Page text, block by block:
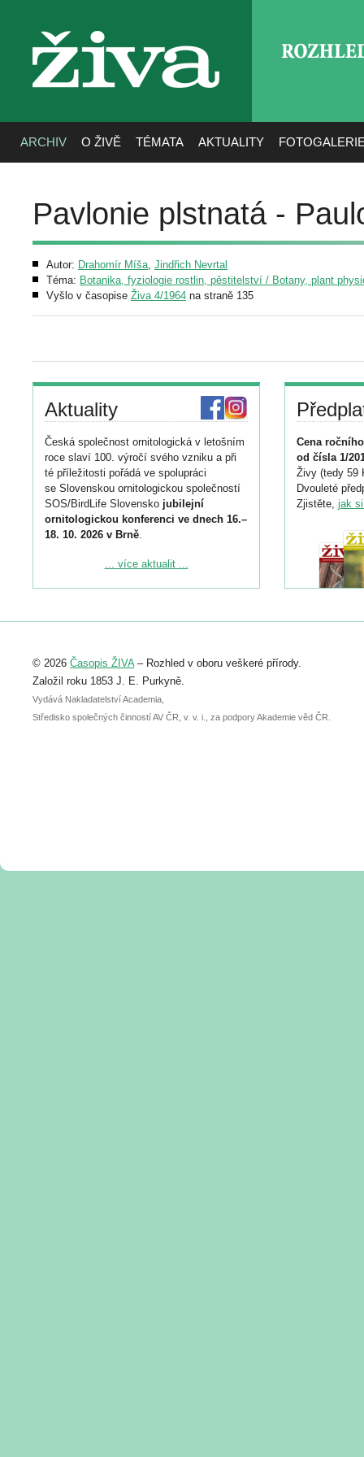
živa
ARCHIV O ŽIVĚ TÉMATA AKTUALITY
Pavlonie plstnatá -
Autor: Drahomír Míša, Jindřich Nevrtal
Téma: Botanika, fyziologie rostlin, pěstitelství / Botany, plant
Vyšlo v časopise Živa 4/1964 na straně 135
Aktuality
Česká společnost ornitologická v letošním
roce slaví 100. výročí svého vzniku a při
té příležitosti pořádá ve spolupráci
se Slovenskou ornitologickou společností
SOS/BirdLife Slovensko jubilejní
ornitologickou konferenci ve dnech 16.–
18. 10. 2026 v Brně.
Podrobnější informace ke konferenci
Registrovat se můžete do 6. září.
abstraktu přihlášené přednášky nebo
posteru je už 30. června.
... více aktualit ...
Cena
od čísla 1/
Živy (tedy 59
Dvouleté
Zjistěte, jak
© 2026 Časopis ŽIVA– Rozhled v oboru veškeré přírody.
Založil roku 1853 J. E. Purkyně.
Vydává Nakladatelství Academia,
Středisko společných činností AV ČR, v. v. i., za podpory Akademie věd ČR.